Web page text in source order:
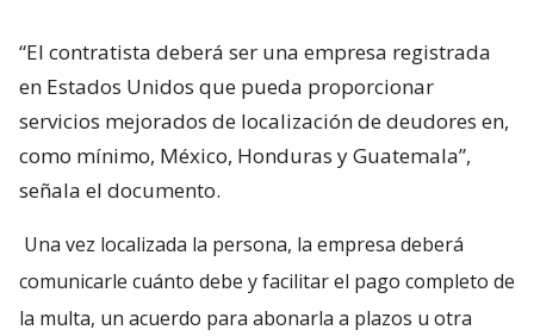
“El contratista deberá ser una empresa registrada
en Estados Unidos que pueda proporcionar
servicios mejorados de localización de deudores en,
como mínimo, México, Honduras y Guatemala”,
señala el documento.
Una vez localizada la persona, la empresa deberá
comunicarle cuánto debe y facilitar el pago completo de
la multa, un acuerdo para abonarla a plazos u otra